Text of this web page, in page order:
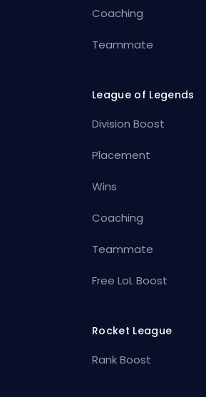
Coaching
Teammate
League of Legends
Division Boost
Placement
Wins
Coaching
Teammate
Free LoL Boost
Rocket League
Rank Boost